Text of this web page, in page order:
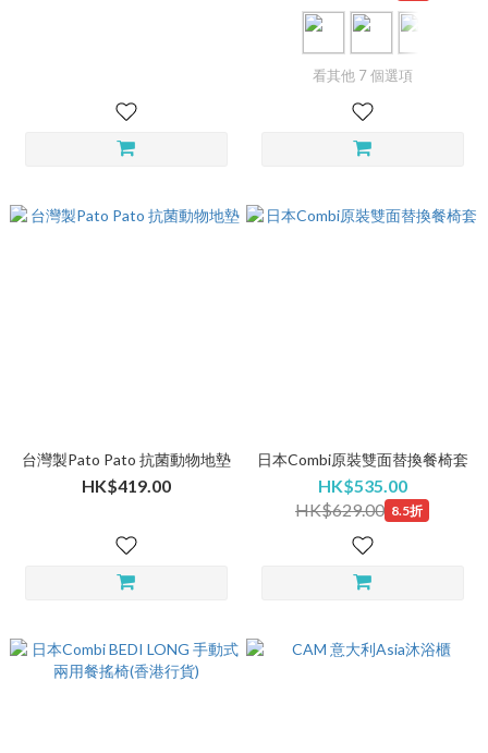
看其他 7 個選項
台灣製Pato Pato 抗菌動物地墊
HK$419.00
日本Combi原裝雙面替換餐椅套
HK$535.00
HK$629.00 8.5折